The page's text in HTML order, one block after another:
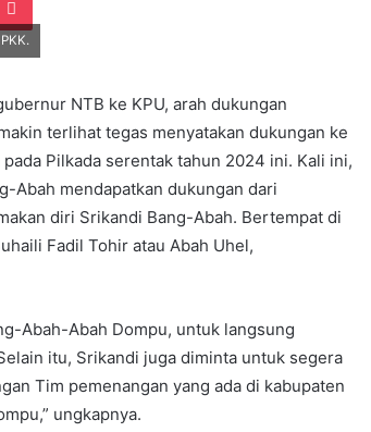
NTB ke KPU, arah dukungan
terlihat tegas menyatakan dukungan ke
Pilkada serentak tahun 2024 ini. Kali ini,
Abah mendapatkan dukungan dari
diri Srikandi Bang-Abah. Bertempat di
Fadil Tohir atau Abah Uhel,
Abah-Abah Dompu, untuk langsung
itu, Srikandi juga diminta untuk segera
Tim pemenangan yang ada di kabupaten
ungkapnya.